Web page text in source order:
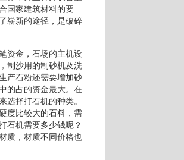
国家建筑材料的要
崭新的途径，是破碎
资金，石场的主机设
制沙用的制砂机及洗
产石粉还需要增加砂
的占的资金最大。在
选择打石机的种类。
度比较大的石料，需
石机需要多少钱呢？
质，材质不同价格也